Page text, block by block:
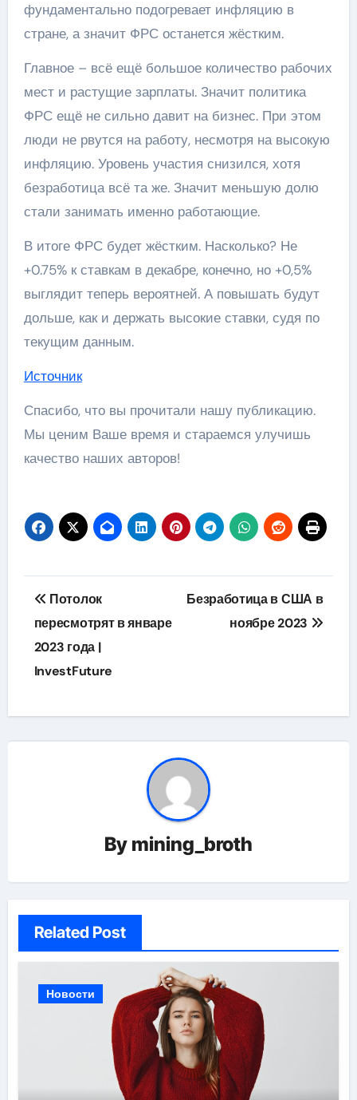
фундаментально подогревает инфляцию в
стране, а значит ФРС останется жёстким.
Главное – всё ещё большое количество рабочих
мест и растущие зарплаты. Значит политика
ФРС ещё не сильно давит на бизнес. При этом
люди не рвутся на работу, несмотря на высокую
инфляцию. Уровень участия снизился, хотя
безработица всё та же. Значит меньшую долю
стали занимать именно работающие.
В итоге ФРС будет жёстким. Насколько? Не
+0.75% к ставкам в декабре, конечно, но +0,5%
выглядит теперь вероятней. А повышать будут
дольше, как и держать высокие ставки, судя по
текущим данным.
Источник
Спасибо, что вы прочитали нашу публикацию.
Мы ценим Ваше время и стараемся улучишь
качество наших авторов!
Навигация
по
записям
Потолок
пересмотрят в январе
2023 года |
InvestFuture
Безработица в США в
ноябре 2023
By mining_broth
Related Post
Новости